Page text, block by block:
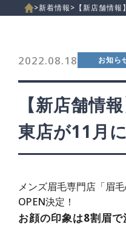
>新着情報> 【新店舗情
2022.08.18 お知ら
【新店舗情
東店が11月
メンズ眉毛専門店「眉
OPEN決定！
お顔の印象は8割眉で